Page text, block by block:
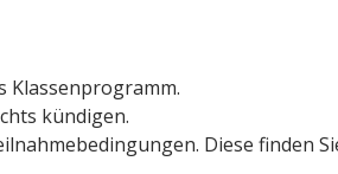
Klassenprogramm.
kündigen.
Diese finden